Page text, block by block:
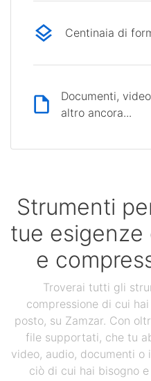
Centinaia di
Documenti,
altro ancora...
Strumenti
tue esigenze
e
Troverai tutti gli
compressione di cui
posto, su Zamzar. Con
file supportati, che tu
video, audio, documenti
ciò di cui hai bisogno